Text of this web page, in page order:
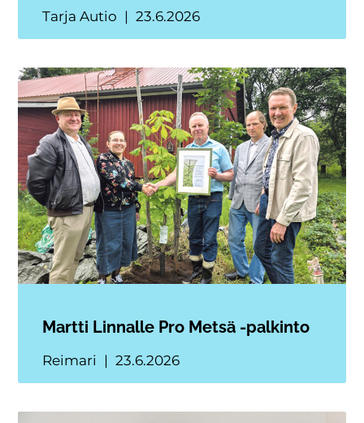
Tarja Autio 23.6.2026
Martti Linnalle Pro Metsä -palkinto
Reimari 23.6.2026